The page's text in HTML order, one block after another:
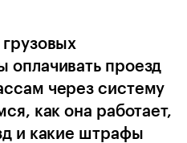
оплачивать проезд
через систему
как она работает,
и какие штрафы